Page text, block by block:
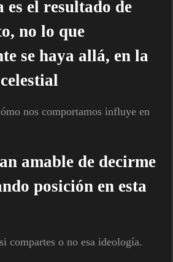
es el resultado de
no lo que
se haya allá, en la
nos comportamos influye en
amable de decirme
posición en esta
compartes o no esa ideología.